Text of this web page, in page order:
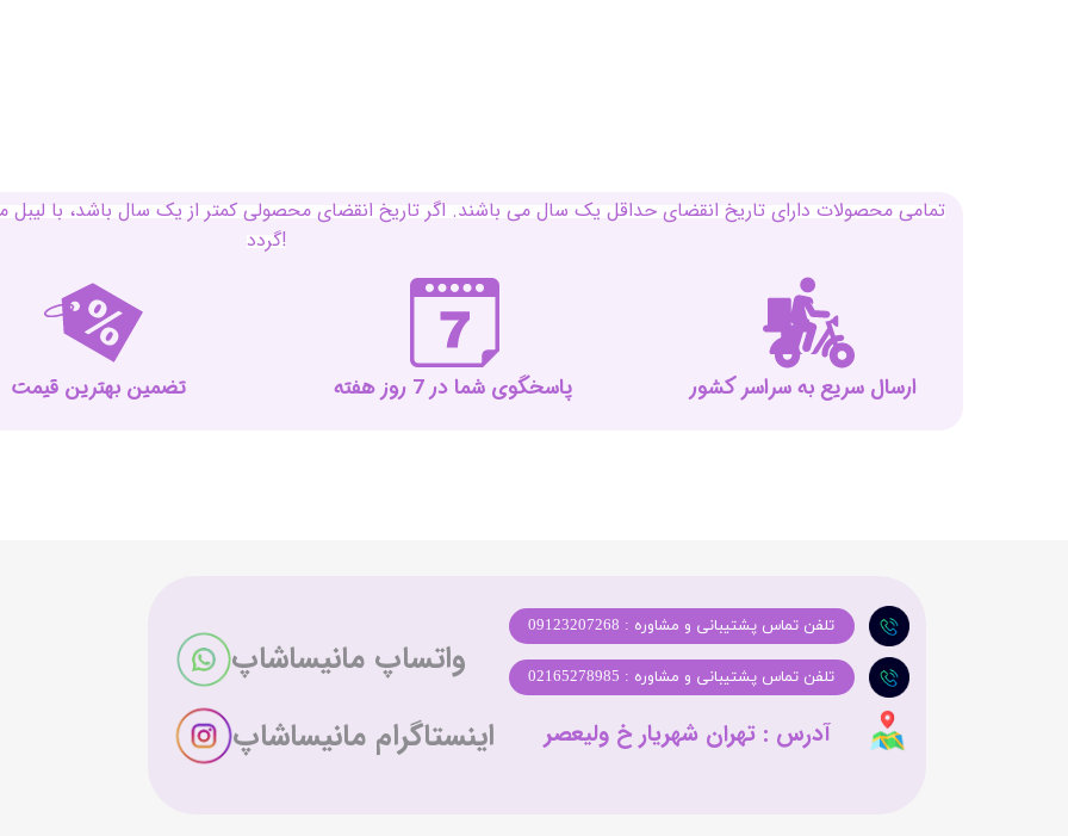
تمامی محصولات دارای تاریخ انقضای حداقل یک سال می باشند. اگر تاریخ انقضای محصولی کمتر از یک سال باشد، با
گردد!
تضمین بهترین قیمت پاسخگوی شما در 7 روز هفته ارسال سریع به سراسر کشور
تلفن تماس پشتیبانی و مشاوره : 09123207268
تلفن تماس پشتیبانی و مشاوره : 02165278985
واتساپ مانیساشاپ
اینستاگرام مانیساشاپ